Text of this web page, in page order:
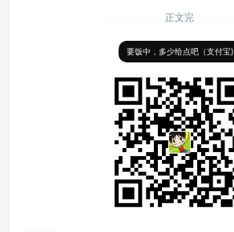
正文完
要饭中，多少给点吧（支付宝)